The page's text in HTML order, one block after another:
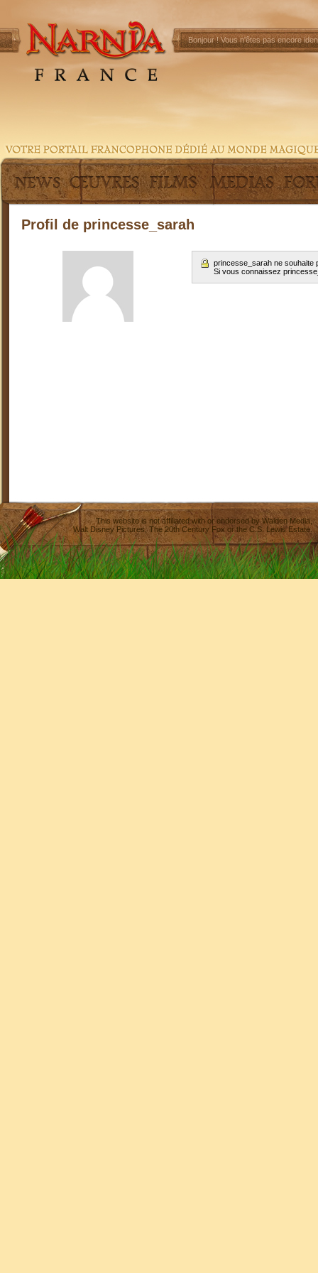
Bonjour !Vous n'êtes pas encore
Profil de princesse_sarah
princesse_sarah ne souhaite
Si vous connaissez
This website is not affiliated with or endorsed byWalden Media
Walt Disney Pictures,The 20th Century Fox or the C.S. Lewis Estate.